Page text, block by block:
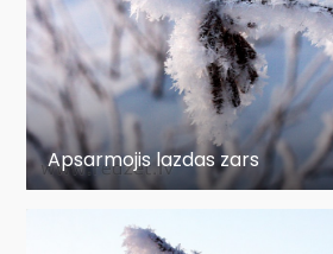
Apsarmojis lazdas zars